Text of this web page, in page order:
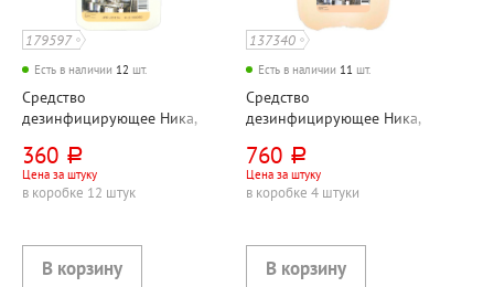
179597
Есть в наличии 12 шт.
Средство
дезинфицирующее Ника,
бутылка
360 руб.
Цена за штуку
в коробке 12 штук
137340
Есть в наличии 11 шт.
Средство
дезинфицирующее Ника,
760 руб.
Цена за штуку
в коробке 4 штуки